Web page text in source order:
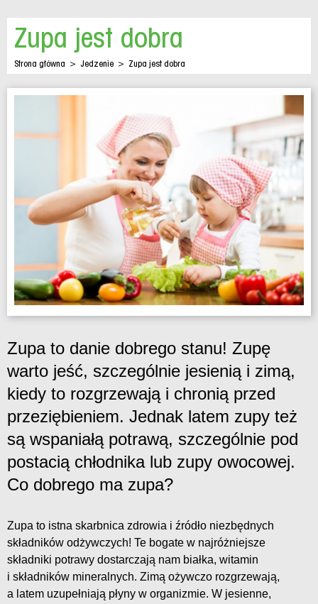
Zupa jest dobra
Strona główna > Jedzenie > Zupa jest dobra
Zupa to danie dobrego stanu! Zupę
warto jeść, szczególnie jesienią i zimą,
kiedy to rozgrzewają i chronią przed
przeziębieniem. Jednak latem zupy też
są wspaniałą potrawą, szczególnie pod
postacią chłodnika lub zupy owocowej.
Co dobrego ma zupa?
Zupa to istna skarbnica zdrowia i źródło niezbędnych
składników odżywczych! Te bogate w najróżniejsze
składniki potrawy dostarczają nam białka, witamin
i składników mineralnych. Zimą ożywczo rozgrzewają,
a latem uzupełniają płyny w organizmie. W jesienne,